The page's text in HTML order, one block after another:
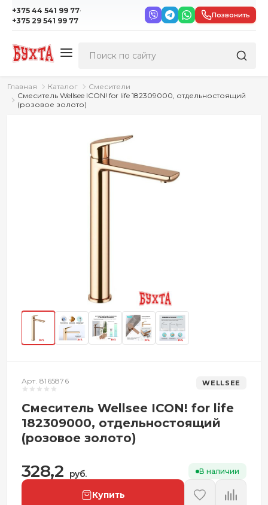
+375 44 541 99 77·
+375 29 541 99 77
Позвонить
Главная Каталог
Смесители
Смеситель Wellsee ICON! for life 182309000, отдельностоящий
(розовое золото)
Арт. 8165876 WELLSEE
Смеситель Wellsee ICON! for life
182309000, отдельностоящий
(розовое золото)
328,2 руб. В наличии
Купить